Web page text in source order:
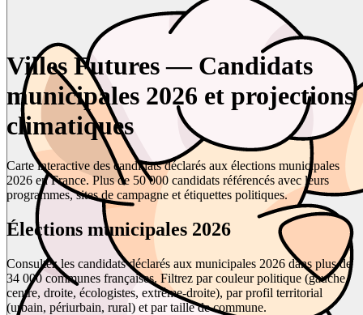
Villes Futures — Candidats
municipales 2026 et projections
climatiques
Carte interactive des candidats déclarés aux élections municipales
2026 en France. Plus de 50 000 candidats référencés avec leurs
programmes, sites de campagne et étiquettes politiques.
Élections municipales 2026
Consultez les candidats déclarés aux municipales 2026 dans plus de
34 000 communes françaises. Filtrez par couleur politique (gauche,
centre, droite, écologistes, extrême-droite), par profil territorial
(urbain, périurbain, rural) et par taille de commune.